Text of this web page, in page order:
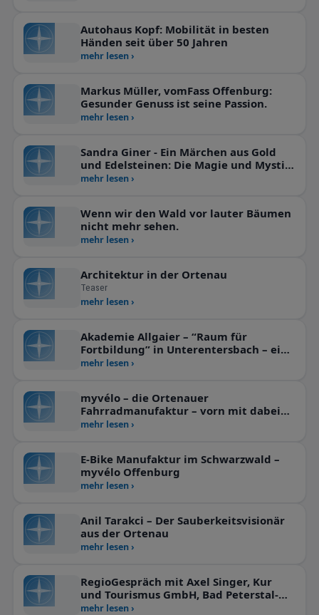
Autohaus Kopf: Mobilität in besten
Händen seit über 50 Jahren
mehr lesen ›
Markus Müller, vomFass Offenburg:
Gesunder Genuss ist seine Passion.
mehr lesen ›
Sandra Giner - Ein Märchen aus Gold
und Edelsteinen: Die Magie und Mystik
der Wolfschmiede
mehr lesen ›
Wenn wir den Wald vor lauter Bäumen
nicht mehr sehen.
mehr lesen ›
Architektur in der Ortenau
Teaser
mehr lesen ›
Akademie Allgaier – “Raum für
Fortbildung” in Unterentersbach – eine
“Perle” im Ortenaukreis!
mehr lesen ›
myvélo – die Ortenauer
Fahrradmanufaktur – vorn mit dabei
sein!
mehr lesen ›
E-Bike Manufaktur im Schwarzwald –
myvélo Offenburg
mehr lesen ›
Anil Tarakci – Der Sauberkeitsvisionär
aus der Ortenau
mehr lesen ›
RegioGespräch mit Axel Singer, Kur
und Tourismus GmbH, Bad Peterstal-
Griesbach
mehr lesen ›